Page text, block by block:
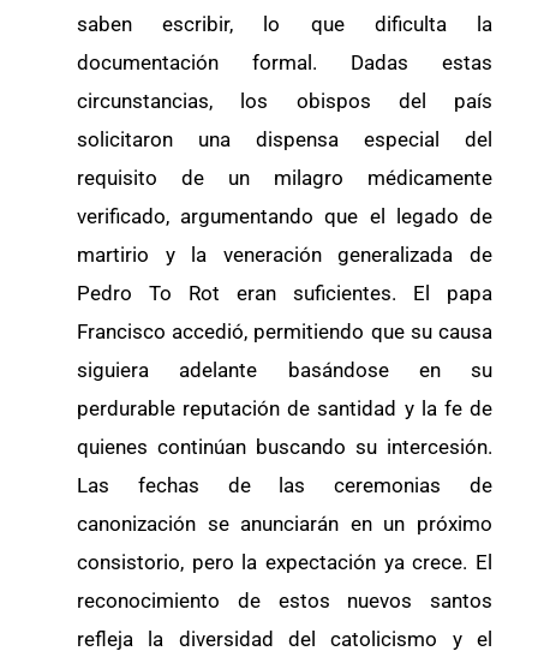
saben escribir, lo que dificulta la
documentación formal. Dadas estas
circunstancias, los obispos del país
solicitaron una dispensa especial del
requisito de un milagro médicamente
verificado, argumentando que el legado de
martirio y la veneración generalizada de
Pedro To Rot eran suficientes. El papa
Francisco accedió, permitiendo que su causa
siguiera adelante basándose en su
perdurable reputación de santidad y la fe de
quienes continúan buscando su intercesión.
Las fechas de las ceremonias de
canonización se anunciarán en un próximo
consistorio, pero la expectación ya crece. El
reconocimiento de estos nuevos santos
refleja la diversidad del catolicismo y el